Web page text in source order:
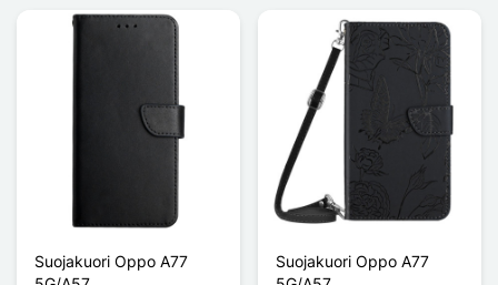
Suojakuori Oppo A77
Suojakuori Oppo A77